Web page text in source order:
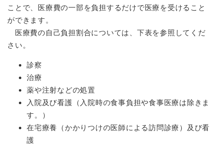
ことで、医療費の一部を負担するだけで医療を受けること
ができます。
医療費の自己負担割合については、下表を参照してくだ
さい。
診察
治療
薬や注射などの処置
入院及び看護（入院時の食事負担や食事医療は除きま
す。）
在宅療養（かかりつけの医師による訪問診療）及び看
護